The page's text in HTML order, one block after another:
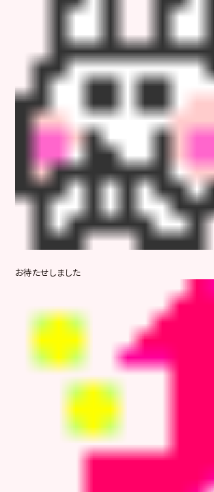
お待たせしました